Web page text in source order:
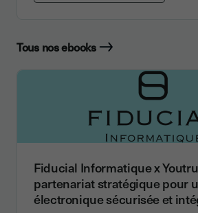
Tous nos ebooks
Fiducial Informatique x
partenariat stratégique pour
électronique sécurisée et